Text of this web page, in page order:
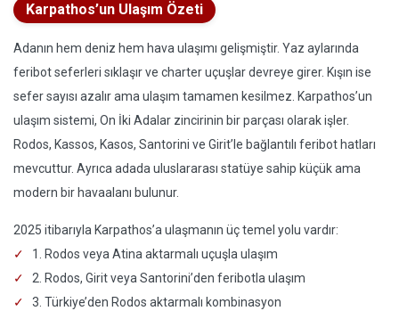
Karpathos’un Ulaşım Özeti
Adanın hem deniz hem hava ulaşımı gelişmiştir. Yaz aylarında
feribot seferleri sıklaşır ve charter uçuşlar devreye girer. Kışın ise
sefer sayısı azalır ama ulaşım tamamen kesilmez. Karpathos’un
ulaşım sistemi, On İki Adalar zincirinin bir parçası olarak işler.
Rodos, Kassos, Kasos, Santorini ve Girit’le bağlantılı feribot hatları
mevcuttur. Ayrıca adada uluslararası statüye sahip küçük ama
modern bir havaalanı bulunur.
2025 itibarıyla Karpathos’a ulaşmanın üç temel yolu vardır:
1. Rodos veya Atina aktarmalı uçuşla ulaşım
2. Rodos, Girit veya Santorini’den feribotla ulaşım
3. Türkiye’den Rodos aktarmalı kombinasyon